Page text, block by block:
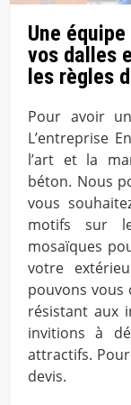
Une
vos dalles
les règles
Pour avoir
L’entreprise
l’art et la
béton. Nous
vous
motifs sur
mosaïques
votre
pouvons
résistant aux
invitions à
attractifs.
devis.